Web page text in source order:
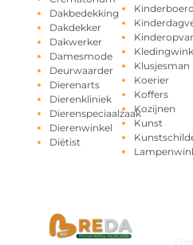
Dakbedekking
Dakdekker
Dakwerker
Damesmode
Deurwaarder
Dierenarts
Dierenkliniek
Dierenspeciaalzaak
Dierenwinkel
Diëtist
Klusjesman
Koerier
Koffers
Kozijnen
Kunst